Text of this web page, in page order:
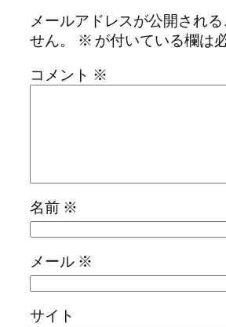
メールアドレスが公開され
せん。
※ が付いている欄は
コメント ※
名前 ※
メール ※
サイト